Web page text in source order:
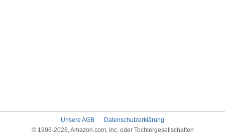
Unsere AGB
Datenschutzerklärung
© 1996-2026, Amazon.com, Inc. oder Tochtergesellschaften